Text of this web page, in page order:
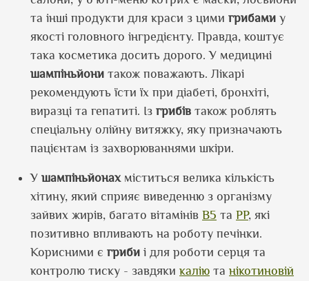
та інші продукти для краси з цими грибами у
якості головного інгредієнту. Правда, коштує
така косметика досить дорого. У медицині
шампіньйони також поважають. Лікарі
рекомендують їсти їх при діабеті, бронхіті,
виразці та гепатиті. Із грибів також роблять
спеціальну олійну витяжку, яку призначають
пацієнтам із захворюваннями шкіри.
У шампіньйонах міститься велика кількість
хітину, який сприяє виведенню з організму
зайвих жирів, багато вітамінів B5 та PP, які
позитивно впливають на роботу печінки.
Корисними є гриби і для роботи серця та
контролю тиску - завдяки калію та нікотиновій